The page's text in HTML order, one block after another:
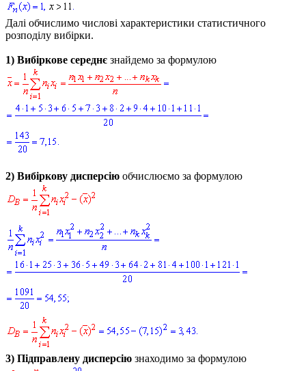
Далі обчислимо числові характеристики статистичного
розподілу вибірки.
1) Вибіркове середнє знайдемо за формулою
2) Вибіркову дисперсію обчислюємо за формулою
3) Підправлену дисперсію знаходимо за формулою